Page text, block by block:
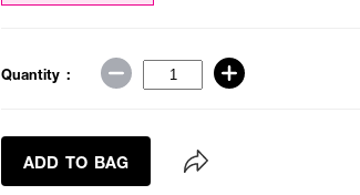
Quantity :
ADD TO BAG